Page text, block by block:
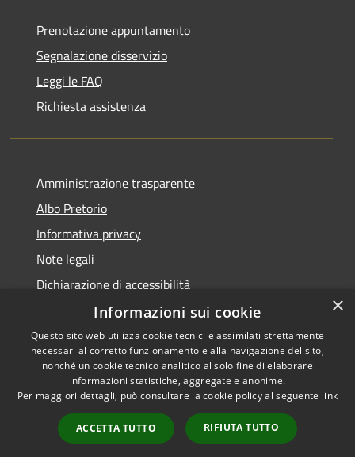
Prenotazione appuntamento
Segnalazione disservizio
Leggi le FAQ
Richiesta assistenza
Amministrazione trasparente
Albo Pretorio
Informativa privacy
Note legali
Dichiarazione di accessibilità
Accessibilità
Privacy
Mappa del sito
Copyright © 2026 • Comune di
Campo Calabro • Powered by
Municipium•Accesso
redazione
×
Informazioni sui cookie
Questo sito web utilizza cookie tecnici e assimilati strettamente
necessari al corretto funzionamento e alla navigazione del sito,
nonché un cookie tecnico analitico al solo fine di elaborare
informazioni statistiche, aggregate e anonime.
Per maggiori dettagli, può consultare la cookie policy al seguente link
ACCETTA TUTTO RIFIUTA TUTTO